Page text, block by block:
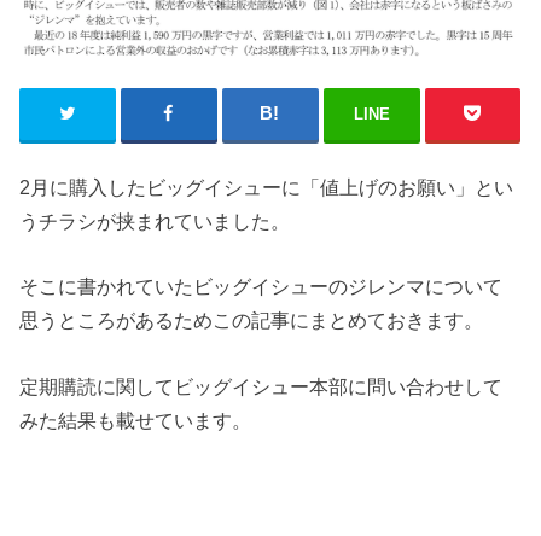
LINE
2月に購入したビッグイシューに「値上げのお願い」とい
うチラシが挟まれていました。
そこに書かれていたビッグイシューのジレンマについて
思うところがあるためこの記事にまとめておきます。
定期購読に関してビッグイシュー本部に問い合わせして
みた結果も載せています。